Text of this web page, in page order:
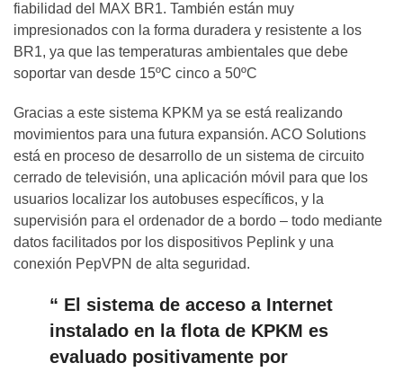
fiabilidad del MAX BR1. También están muy
impresionados con la forma duradera y resistente a los
BR1, ya que las temperaturas ambientales que debe
soportar van desde 15ºC cinco a 50ºC
Gracias a este sistema KPKM ya se está realizando
movimientos para una futura expansión. ACO Solutions
está en proceso de desarrollo de un sistema de circuito
cerrado de televisión, una aplicación móvil para que los
usuarios localizar los autobuses específicos, y la
supervisión para el ordenador de a bordo – todo mediante
datos facilitados por los dispositivos Peplink y una
conexión PepVPN de alta seguridad.
“ El sistema de acceso a Internet
instalado en la flota de KPKM es
evaluado positivamente por